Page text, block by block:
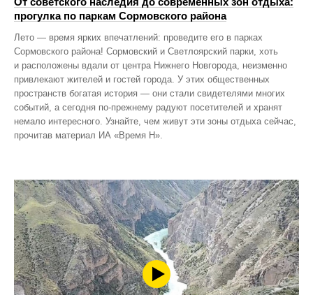
прогулка по паркам Сормовского района
Лето — время ярких впечатлений: проведите его в парках
Сормовского района! Сормовский и Светлоярский парки, хоть
и расположены вдали от центра Нижнего Новгорода, неизменно
привлекают жителей и гостей города. У этих общественных
пространств богатая история — они стали свидетелями многих
событий, а сегодня по‑прежнему радуют посетителей и хранят
немало интересного. Узнайте, чем живут эти зоны отдыха сейчас,
прочитав материал ИА «Время Н».